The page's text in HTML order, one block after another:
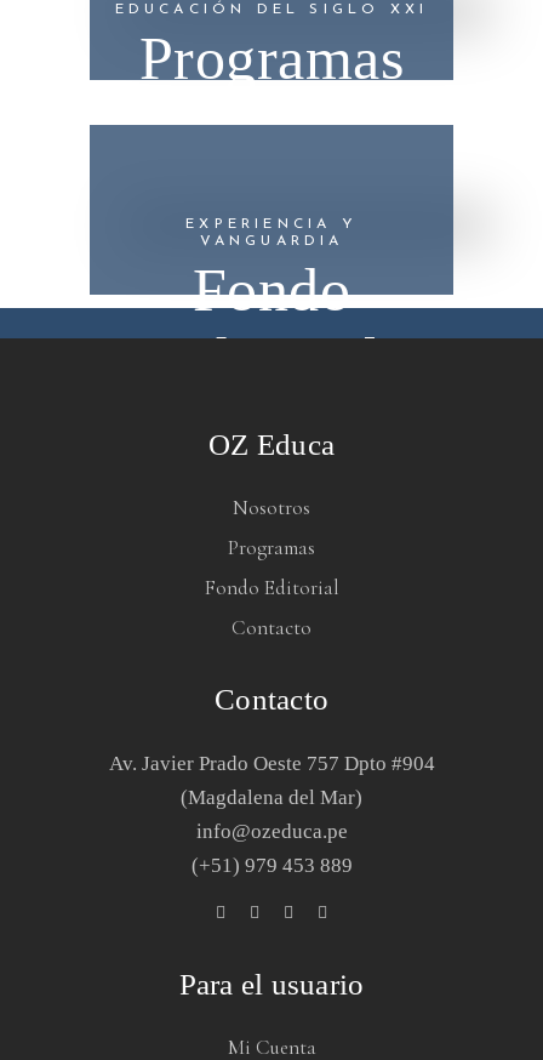
EDUCACIÓN DEL SIGLO XXI
Programas
EXPERIENCIA Y
VANGUARDIA
Fondo
Editorial
OZ Educa
Nosotros
Programas
Fondo Editorial
Contacto
Contacto
Av. Javier Prado Oeste 757 Dpto #904
(Magdalena del Mar)
info@ozeduca.pe
(+51) 979 453 889
Para el usuario
Mi Cuenta